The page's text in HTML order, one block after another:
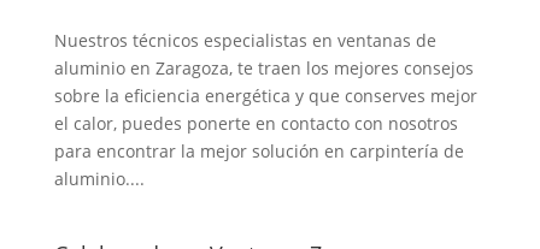
Nuestros técnicos especialistas en ventanas de
aluminio en Zaragoza, te traen los mejores consejos
sobre la eficiencia energética y que conserves mejor
el calor, puedes ponerte en contacto con nosotros
para encontrar la mejor solución en carpintería de
aluminio....